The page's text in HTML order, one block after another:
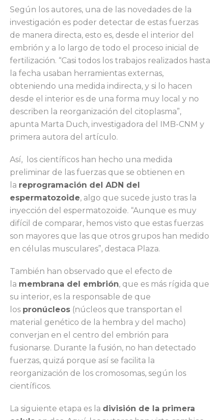
Según los autores, una de las novedades de la
investigación es poder detectar de estas fuerzas
de manera directa, esto es, desde el interior del
embrión y a lo largo de todo el proceso inicial de
fertilización. “Casi todos los trabajos realizados hasta
la fecha usaban herramientas externas,
obteniendo una medida indirecta, y si lo hacen
desde el interior es de una forma muy local y no
describen la reorganización del citoplasma”,
apunta Marta Duch, investigadora del IMB-CNM y
primera autora del artículo.
Así, los científicos han hecho una medida
preliminar de las fuerzas que se obtienen en
la reprogramación del ADN del
espermatozoide, algo que sucede justo tras la
inyección del espermatozoide. “Aunque es muy
difícil de comparar, hemos visto que estas fuerzas
son mayores que las que otros grupos han medido
en células musculares”, destaca Plaza.
También han observado que el efecto de
la membrana del embrión, que es más rígida que
su interior, es la responsable de que
los pronúcleos (núcleos que transportan el
material genético de la hembra y del macho)
converjan en el centro del embrión para
fusionarse. Durante la fusión, no han detectado
fuerzas, quizá porque así se facilita la
reorganización de los cromosomas, según los
científicos.
La siguiente etapa es la división de la primera